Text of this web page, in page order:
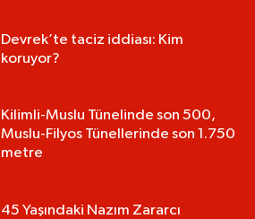
Devrek’te taciz iddiası: Kim
koruyor?
Kilimli-Muslu Tünelinde son 500,
Muslu-Filyos Tünellerinde son 1.750
metre
45 Yaşındaki Nazım Zararcı